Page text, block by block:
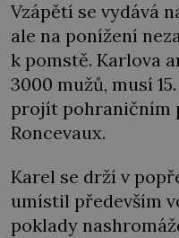
Vzápětí se vydává
ale na ponížení
k pomstě. Karlova
3000 mužů, musí
projít pohraničním
Roncevaux.
Karel se drží v
umístil především
poklady